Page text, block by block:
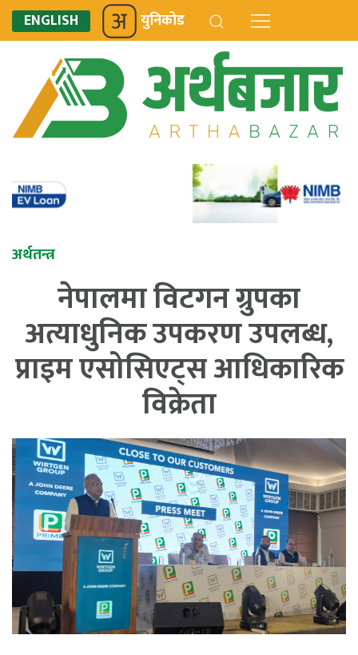
ENGLISH युनिकोड
अर्थतन्त्र
नेपालमा विटगन ग्रुपका
अत्याधुनिक उपकरण उपलब्ध,
प्राइम एसोसिएट्स आधिकारिक
विक्रेता